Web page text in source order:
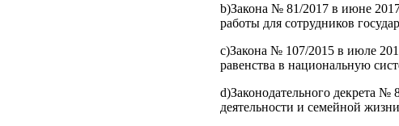
b)Закона № 81/2017 в июне
работы для сотрудников
c)Закона № 107/2015 в июле
равенства в национальную
d)Законодательного декрета
деятельности и семейной